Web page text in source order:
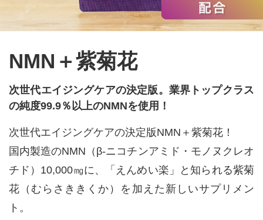
NMN＋紫菊花
次世代エイジングケアの決定版。業界トップクラス
の純度99.9％以上のNMNを使用！
次世代エイジングケアの決定版NMN＋紫菊花！
国内製造のNMN（β-ニコチンアミド・モノヌクレオ
チド）10,000㎎に、「えんめい楽」と知られる紫菊
花（むらさききくか）を加えた新しいサプリメン
ト。